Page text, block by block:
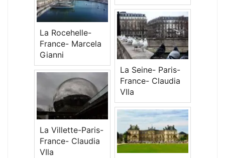
La Rocehelle-
France- Marcela
Gianni
La Seine- Paris-
France- Claudia
VIla
La Villette-Paris-
France- Claudia
VIla